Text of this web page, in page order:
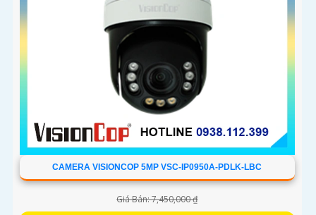
CAMERA VISIONCOP 5MP VSC-IP0950A-PDLK-LBC
Giá Bán: 7,450,000 ₫